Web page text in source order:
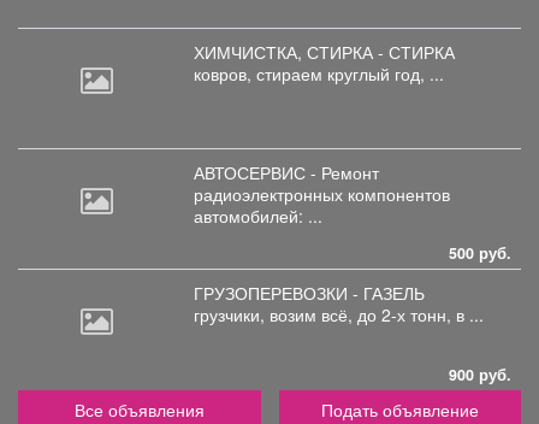
ХИМЧИСТКА, СТИРКА - СТИРКА
ковров, стираем круглый год, ...
АВТОСЕРВИС - Ремонт
радиоэлектронных компонентов
автомобилей: ...
500 руб.
ГРУЗОПЕРЕВОЗКИ - ГАЗЕЛЬ
грузчики, возим всё, до 2-х тонн, в ...
900 руб.
Все объявления Подать объявление